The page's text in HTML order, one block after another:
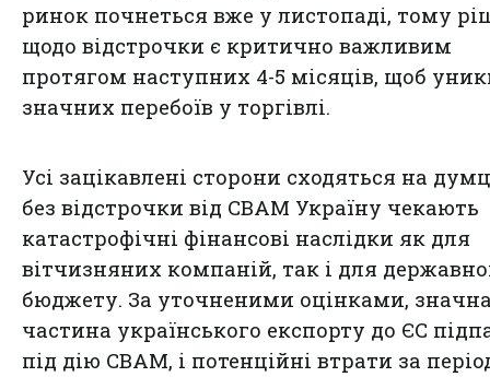
ринок почнеться вже у листопаді, тому
щодо відстрочки є критично важливим
протягом наступних 4-5 місяців, щоб
значних перебоїв у торгівлі.
Усі зацікавлені сторони сходяться на
без відстрочки від CBAM Україну чекають
катастрофічні фінансові наслідки як для
вітчизняних компаній, так і для
бюджету. За уточненими оцінками,
частина українського експорту до ЄС
під дію CBAM, і потенційні втрати за